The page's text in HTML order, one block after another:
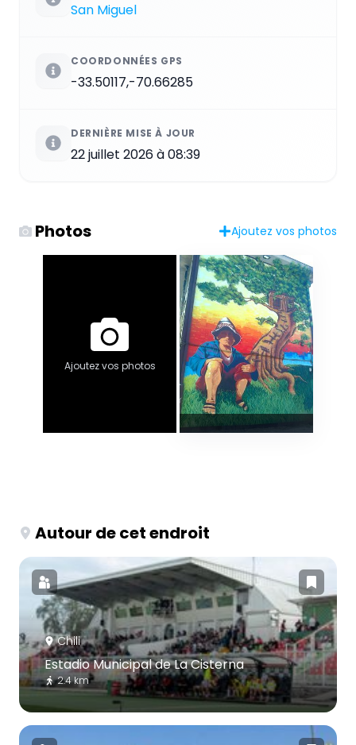
San Miguel
COORDONNÉES GPS
-33.50117,-70.66285
DERNIÈRE MISE À JOUR
22 juillet 2026 à 08:39
Photos Ajoutez vos photos
Ajoutez vos photos
Autour de cet endroit
Chili
Estadio Municipal de La Cisterna
2.4 km